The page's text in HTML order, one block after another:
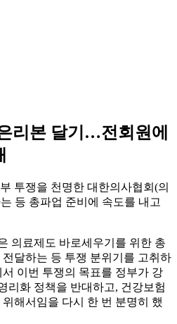
리본 달기…전회원에
투쟁을 천명한 대한의사협회(의
등 총파업 준비에 속도를 내고
의료제도 바로세우기를 위한 총
달하는 등 투쟁 분위기를 고취하
이번 투쟁의 목표를 정부가 강
리화 정책을 반대하고, 건강보험
해서임을 다시 한 번 분명히 했